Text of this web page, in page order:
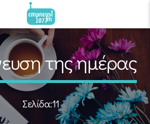
της ημέρας
Σελίδα:11